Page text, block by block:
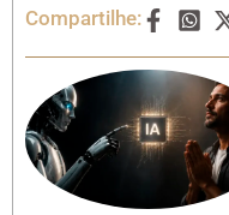
Compartilhe: